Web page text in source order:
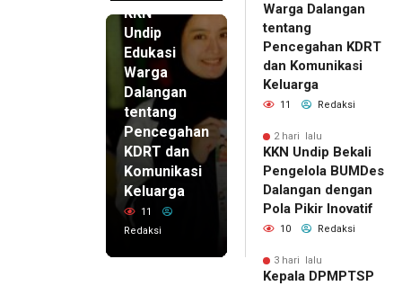
KKN
Undip
Edukasi
Warga
Dalangan
tentang
Pencegahan
KDRT dan
Komunikasi
Keluarga
11
Redaksi
Warga Dalangan
tentang
Pencegahan KDRT
dan Komunikasi
Keluarga
11 Redaksi
2 hari lalu
KKN Undip Bekali
Pengelola BUMDes
Dalangan dengan
Pola Pikir Inovatif
10 Redaksi
3 hari lalu
Kepala DPMPTSP